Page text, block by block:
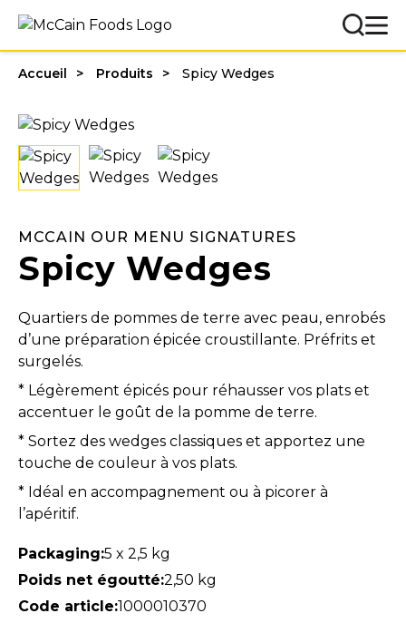
Accueil Produits Spicy Wedges
MCCAIN OUR MENU SIGNATURES
Spicy Wedges
Quartiers de pommes de terre avec peau, enrobés
d’une préparation épicée croustillante. Préfrits et
surgelés.
* Légèrement épicés pour réhausser vos plats et
accentuer le goût de la pomme de terre.
* Sortez des wedges classiques et apportez une
touche de couleur à vos plats.
* Idéal en accompagnement ou à picorer à
l’apéritif.
Packaging:5 x 2,5 kg
Poids net égoutté:2,50 kg
Code article:1000010370